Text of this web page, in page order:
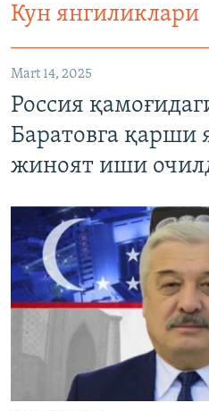
Кун янгиликлари
Mart 14, 2025
Россия
Баратовга қарши
жиноят иши